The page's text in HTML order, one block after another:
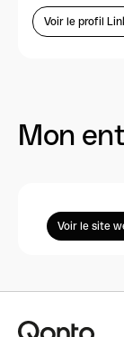
Voir le profil
Mon
Voir le site